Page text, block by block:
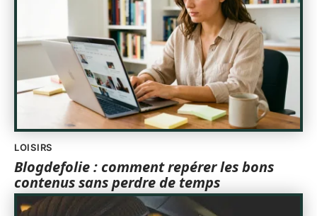
LOISIRS
Blogdefolie : comment repérer les bons
contenus sans perdre de temps